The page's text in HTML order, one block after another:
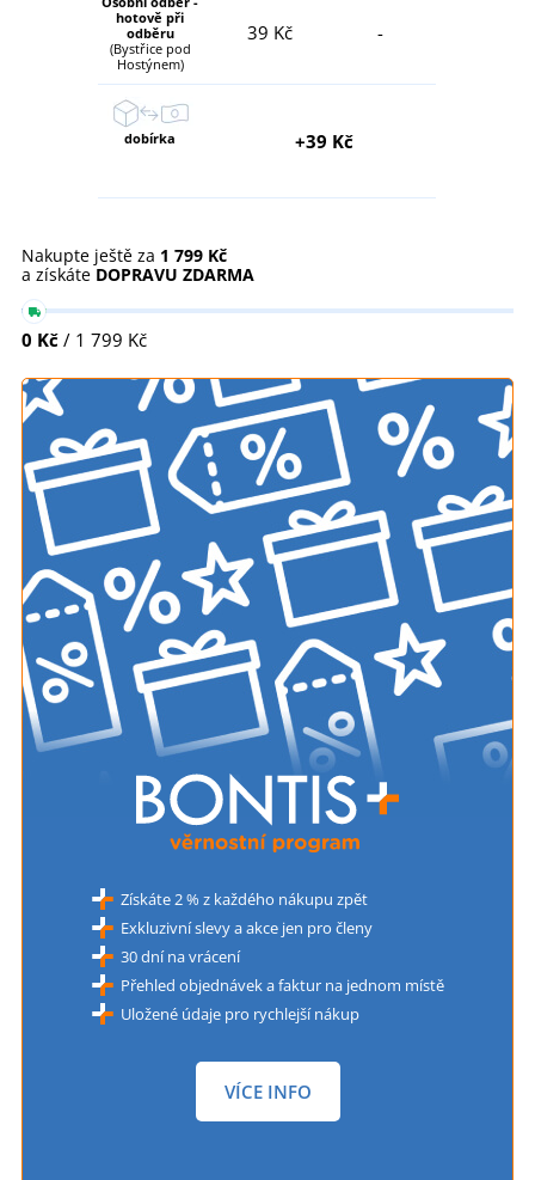
hotově při
odběru
(Bystřice pod
Hostýnem)
39 Kč -
dobírka +39 Kč
Nakupte ještě za 1 799 Kč
a získáte DOPRAVU ZDARMA
0 Kč / 1 799 Kč
Získáte 2 % z každého nákupu zpět
Exkluzivní slevy a akce jen pro členy
30 dní na vrácení
Přehled objednávek a faktur na jednom místě
Uložené údaje pro rychlejší nákup
VÍCE INFO